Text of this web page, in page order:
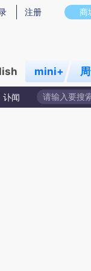
意图存在偏差。不代
商
注册
mini+
讣闻